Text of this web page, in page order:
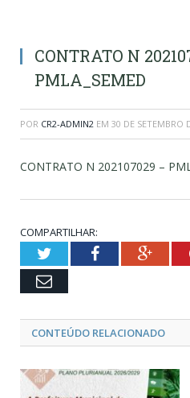
CONTRATO N
PMLA_SEMED
POR CR2-ADMIN2 EM 30 DE SETEMBRO
CONTRATO N 202107029 –
COMPARTILHAR:
TwitterFacebook
Email
CONTEÚDO RELACIONADO